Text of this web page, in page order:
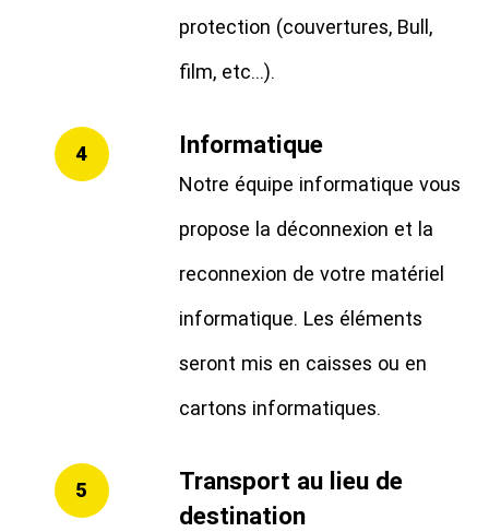
protection (couvertures, Bull,
film, etc…).
4 Informatique
Notre équipe informatique vous
propose la déconnexion et la
reconnexion de votre matériel
informatique. Les éléments
seront mis en caisses ou en
cartons informatiques.
5
Transport au lieu de
destination